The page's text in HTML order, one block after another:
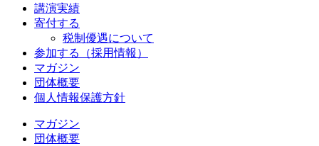
講演実績
寄付する
税制優遇について
参加する（採用情報）
マガジン
団体概要
個人情報保護方針
マガジン
団体概要